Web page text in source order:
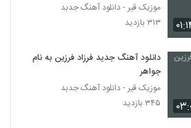
موزیک قیر - دانلود آهنگ جدبد
۳۱۳ بازدید
دانلود آهنگ جدید فرزاد فرزین به نام
جواهر
موزیک قیر - دانلود آهنگ جدبد
۳۴۵ بازدید